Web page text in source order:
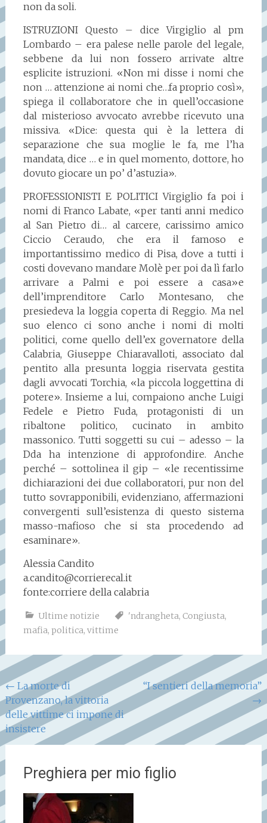
non da soli.
ISTRUZIONI Questo – dice Virgiglio al pm
Lombardo – era palese nelle parole del legale,
sebbene da lui non fossero arrivate altre
esplicite istruzioni. «Non mi disse i nomi che
non … attenzione ai nomi che…fa proprio così»,
spiega il collaboratore che in quell’occasione
dal misterioso avvocato avrebbe ricevuto una
missiva. «Dice: questa qui è la lettera di
separazione che sua moglie le fa, me l’ha
mandata, dice … e in quel momento, dottore, ho
dovuto giocare un po’ d’astuzia».
PROFESSIONISTI E POLITICI Virgiglio fa poi i
nomi di Franco Labate, «per tanti anni medico
al San Pietro di… al carcere, carissimo amico
Ciccio Ceraudo, che era il famoso e
importantissimo medico di Pisa, dove a tutti i
costi dovevano mandare Molè per poi da lì farlo
arrivare a Palmi e poi essere a casa»e
dell’imprenditore Carlo Montesano, che
presiedeva la loggia coperta di Reggio. Ma nel
suo elenco ci sono anche i nomi di molti
politici, come quello dell’ex governatore della
Calabria, Giuseppe Chiaravalloti, associato dal
pentito alla presunta loggia riservata gestita
dagli avvocati Torchia, «la piccola loggettina di
potere». Insieme a lui, compaiono anche Luigi
Fedele e Pietro Fuda, protagonisti di un
ribaltone politico, cucinato in ambito
massonico. Tutti soggetti su cui – adesso – la
Dda ha intenzione di approfondire. Anche
perché – sottolinea il gip – «le recentissime
dichiarazioni dei due collaboratori, pur non del
tutto sovrapponibili, evidenziano, affermazioni
convergenti sull’esistenza di questo sistema
masso-mafioso che si sta procedendo ad
esaminare».
Alessia Candito
a.candito@corrierecal.it
fonte:corriere della calabria
Ultime notizie 'ndrangheta, Congiusta,
mafia, politica, vittime
Navigazione
articoli
← La morte di
Provenzano, la vittoria
delle vittime ci impone di
insistere
“I sentieri della memoria”
→
Preghiera per mio figlio